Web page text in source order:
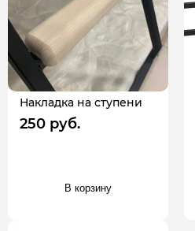
Накладка на ступени
250 руб.
В корзину